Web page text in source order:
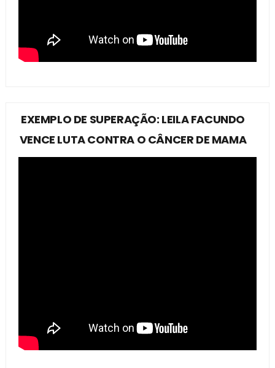
EXEMPLO DE SUPERAÇÃO: LEILA FACUNDO
VENCE LUTA CONTRA O CÂNCER DE MAMA